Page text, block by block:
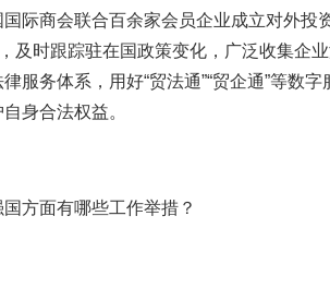
际商会联合百余家会员企业成立对外投
及时跟踪驻在国政策变化，广泛收集企
服务体系，用好“贸法通”“贸企通”等数
身合法权益。
方面有哪些工作举措？